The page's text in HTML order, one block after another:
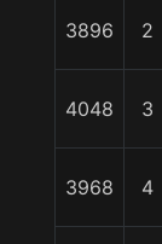
3896 2
4048 3
3968 4